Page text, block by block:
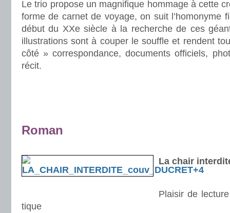
Le trio propose un magnifique hommage à cette
forme de carnet de voyage, on suit l’homonyme
début du XXe siècle à la recherche de ces
illustrations sont à couper le souffle et rendent
côté » correspondance, documents officiels,
récit.
Roman
La chair
Plaisir de
tique